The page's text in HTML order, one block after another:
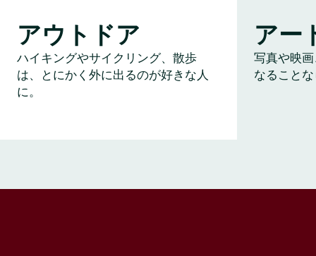
アウトドア
ハイキングやサイクリング、散歩
は、とにかく外に出るのが好きな人
に。
アー
写真や映
なることな